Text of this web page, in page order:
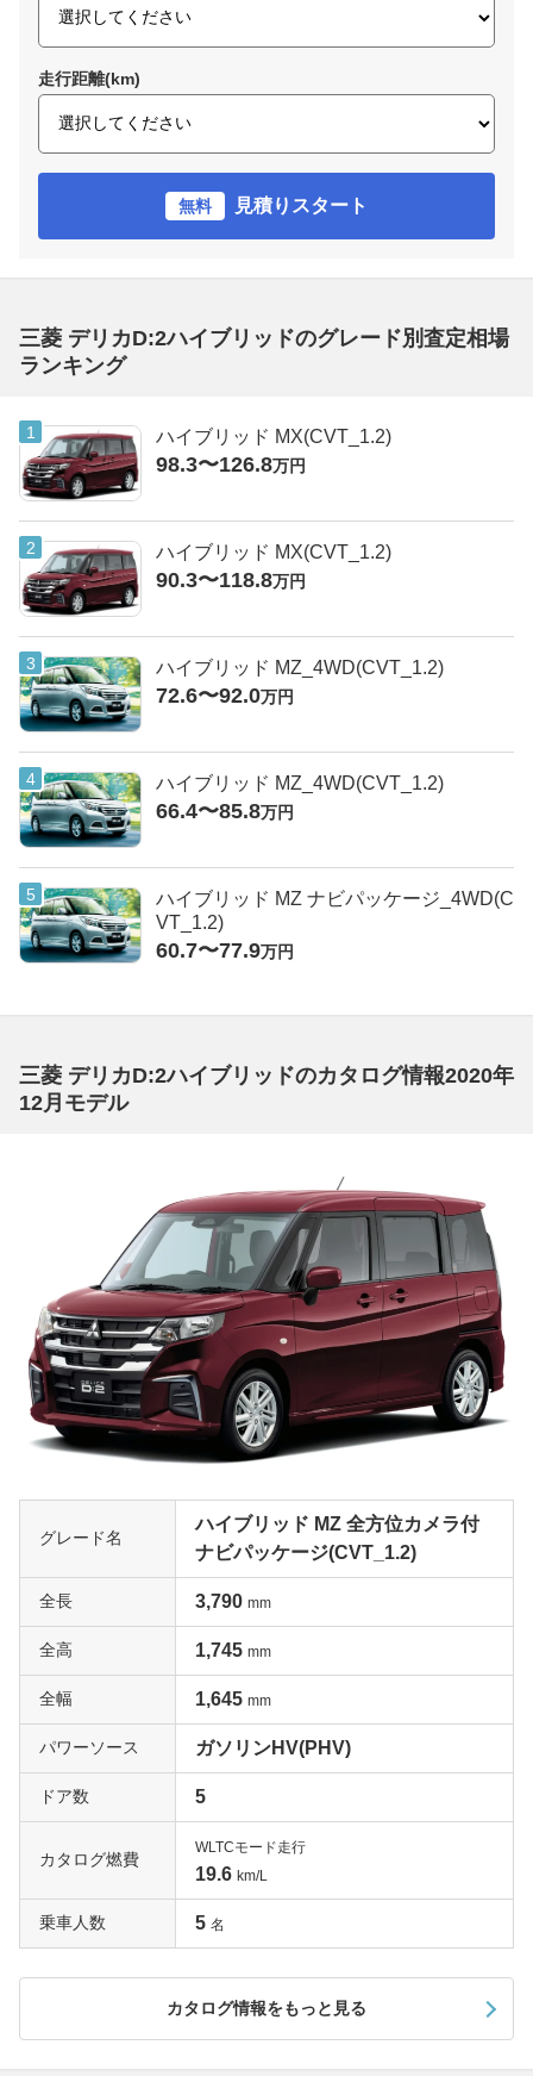
走行距離(km)
無料 見積りスタート
三菱 デリカD:2ハイブリッドのグレード別査定相場
ランキング
ハイブリッド MX(CVT_1.2)
98.3〜126.8万円
ハイブリッド MX(CVT_1.2)
90.3〜118.8万円
ハイブリッド MZ_4WD(CVT_1.2)
72.6〜92.0万円
ハイブリッド MZ_4WD(CVT_1.2)
66.4〜85.8万円
ハイブリッド MZ ナビパッケージ_4WD(C
VT_1.2)
60.7〜77.9万円
三菱 デリカD:2ハイブリッドのカタログ情報2020年
12月モデル
グレード名
ハイブリッド MZ 全方位カメラ付
ナビパッケージ(CVT_1.2)
全長 3,790 mm
全高 1,745 mm
全幅 1,645 mm
パワーソース ガソリンHV(PHV)
ドア数 5
カタログ燃費
WLTCモード走行
19.6 km/L
乗車人数 5 名
カタログ情報をもっと見る